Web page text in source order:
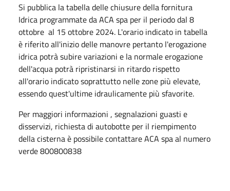
Si pubblica la tabella delle chiusure della fornitura
Idrica programmate da ACA spa per il periodo dal 8
ottobre al 15 ottobre 2024. L'orario indicato in tabella
è riferito all'inizio delle manovre pertanto l'erogazione
idrica potrà subire variazioni e la normale erogazione
dell'acqua potrà ripristinarsi in ritardo rispetto
all'orario indicato soprattutto nelle zone più elevate,
essendo quest'ultime idraulicamente più sfavorite.
Per maggiori informazioni , segnalazioni guasti e
disservizi, richiesta di autobotte per il riempimento
della cisterna è possibile contattare ACA spa al numero
verde 800800838